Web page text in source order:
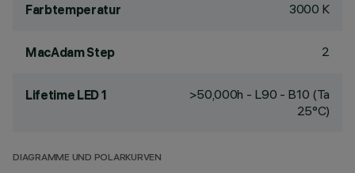
Farbtemperatur 3000 K
MacAdam Step 2
Lifetime LED 1
>50,000h - L90 - B10 (Ta
25°C)
DIAGRAMME UND POLARKURVEN